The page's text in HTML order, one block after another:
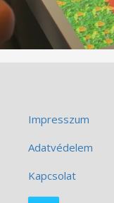
Impresszum
Adatvédelem
Kapcsolat